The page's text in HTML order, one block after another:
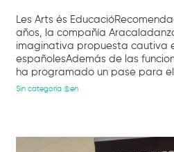
Les Arts és
años, la compañía
imaginativa propuesta cautiva
españolesAdemás de las
ha programado un pase para
Sin categoría @en